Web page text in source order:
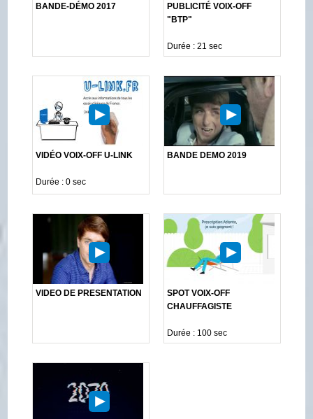
BANDE-DÉMO 2017
PUBLICITÉ VOIX-OFF
"BTP"
Durée : 21 sec
VIDÉO VOIX-OFF U-LINK
Durée : 0 sec
BANDE DEMO 2019
VIDEO DE PRESENTATION
SPOT VOIX-OFF
CHAUFFAGISTE
Durée : 100 sec